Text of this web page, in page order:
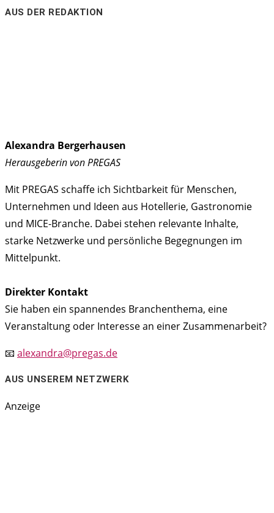
Berlin
AUS DER REDAKTION
Alexandra Bergerhausen
Herausgeberin von PREGAS
Mit PREGAS schaffe ich Sichtbarkeit für Menschen,
Unternehmen und Ideen aus Hotellerie, Gastronomie
und MICE-Branche. Dabei stehen relevante Inhalte,
starke Netzwerke und persönliche Begegnungen im
Mittelpunkt.
Direkter Kontakt
Sie haben ein spannendes Branchenthema, eine
Veranstaltung oder Interesse an einer Zusammenarbeit?
📧 alexandra@pregas.de
AUS UNSEREM NETZWERK
Anzeige